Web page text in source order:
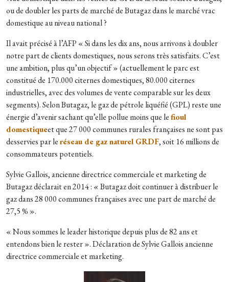
ou de doubler les parts de marché de Butagaz dans le marché vrac
domestique au niveau national ?
Il avait précisé à l’AFP « Si dans les dix ans, nous arrivons à doubler
notre part de clients domestiques, nous serons très satisfaits. C’est
une ambition, plus qu’un objectif » (actuellement le parc est
constitué de 170.000 citernes domestiques, 80.000 citernes
industrielles, avec des volumes de vente comparable sur les deux
segments). Selon Butagaz, le gaz de pétrole liquéfié (GPL) reste une
énergie d’avenir sachant qu’elle pollue moins que lefioul
domestiqueet que 27 000 communes rurales françaises ne sont pas
desservies par leréseau de gaz naturel GRDF, soit 16 millions de
consommateurs potentiels.
Sylvie Gallois, ancienne directrice commerciale et marketing de
Butagaz déclarait en 2014 : « Butagaz doit continuer à distribuer le
gaz dans 28 000 communes françaises avec une part de marché de
27,5 % ».
« Nous sommes le leader historique depuis plus de 82 ans et
entendons bien le rester ». Déclaration de Sylvie Gallois ancienne
directrice commerciale et marketing.